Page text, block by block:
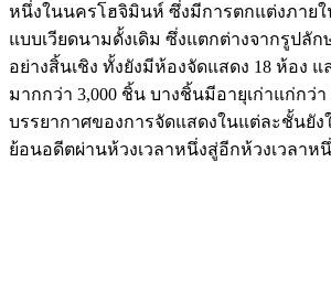
หนึ่งในนครโฮจิมินห์ ซึ่งมีการตกแต่งภายใ
แบบเวียดนามดั้งเดิม ซึ่งแตกต่างจากรูปลั
อย่างสิ้นเชิง ทั้งยังมีห้องจัดแสดง 18 ห้อง
มากกว่า 3,000 ชิ้น บางชิ้นมีอายุเก่าแก่กว่า
บรรยากาศของการจัดแสดงในแต่ละชั้นยั
ย้อนอดีตผ่านห้วงเวลาหนึ่งสู่อีกห้วงเวลาห